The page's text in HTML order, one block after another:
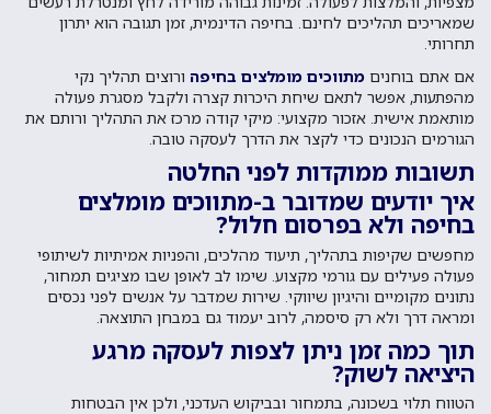
שמאריכים תהליכים לחינם. בחיפה הדינמית, זמן תגובה הוא יתרון
תחרותי.
אם אתם בוחנים מתווכים מומלצים בחיפה ורוצים תהליך נקי
מהפתעות, אפשר לתאם שיחת היכרות קצרה ולקבל מסגרת פעולה
מותאמת אישית. אזכור מקצועי: מיקי קודה מרכז את התהליך ורותם את
הגורמים הנכונים כדי לקצר את הדרך לעסקה טובה.
תשובות ממוקדות לפני החלטה
איך יודעים שמדובר ב-מתווכים מומלצים
בחיפה ולא בפרסום חלול?
מחפשים שקיפות בתהליך, תיעוד מהלכים, והפניות אמיתיות לשיתופי
פעולה פעילים עם גורמי מקצוע. שימו לב לאופן שבו מציגים תמחור,
נתונים מקומיים והיגיון שיווקי. שירות שמדבר על אנשים לפני נכסים
ומראה דרך ולא רק סיסמה, לרוב יעמוד גם במבחן התוצאה.
תוך כמה זמן ניתן לצפות לעסקה מרגע
היציאה לשוק?
הטווח תלוי בשכונה, בתמחור ובביקוש העדכני, ולכן אין הבטחות